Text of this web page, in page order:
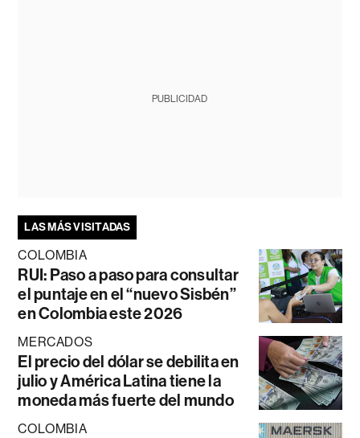
PUBLICIDAD
LAS MÁS VISITADAS
COLOMBIA
RUI: Paso a paso para consultar
el puntaje en el “nuevo Sisbén”
en Colombia este 2026
MERCADOS
El precio del dólar se debilita en
julio y América Latina tiene la
moneda más fuerte del mundo
COLOMBIA